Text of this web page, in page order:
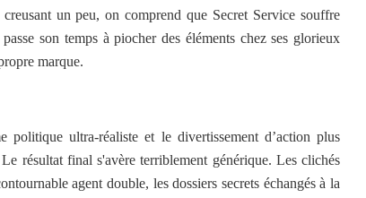
un peu, on comprend que Secret Service souffre
son temps à piocher des éléments chez ses glorieux
marque.
politique ultra-réaliste et le divertissement d’action plus
résultat final s'avère terriblement générique. Les clichés
agent double, les dossiers secrets échangés à la